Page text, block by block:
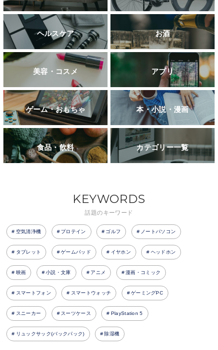
ヘルスケア お酒
美容・コスメ アプリ
ゲーム・おもちゃ 本・小説・漫画
食品・飲料 カテゴリー一覧
KEYWORDS
話題のキーワード
空気清浄機 プロテイン ゴルフ ノートパソコン
タブレット ゲームパッド イヤホン ヘッドホン
映画 小説・文庫 アニメ 漫画・コミック
スマートフォン スマートウォッチ ゲーミングPC
スニーカー スーツケース PlayStation 5
リュックサック(バックパック) 除湿機